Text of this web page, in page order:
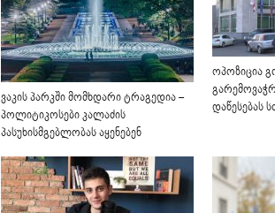
ვაკის პარკში მომხდარი ტრაგედია –
პოლიტიკოსები კალაძის
პასუხისმგებლობას აყენებენ
ოპოზიცია
დაწესებას